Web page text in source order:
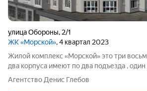
улица Обороны, 2/1
ЖК «Морской», 4 квартал 2023
Жилой комплекс «Морской» это три
два корпуса имеют по два подъезда , один 4 подъезда. В 1 и 3
корпусах имеются одно- и двухкомнатные
втором корпусе одно-, двух-,
Агентство Денис Глебов